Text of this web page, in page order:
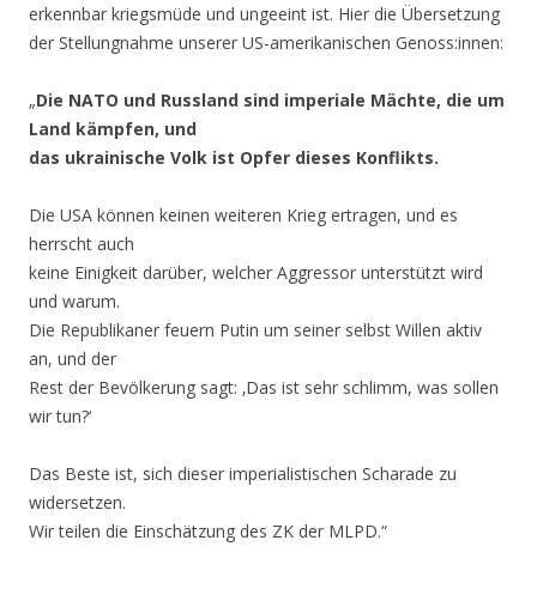
erkennbar kriegsmüde und ungeeint ist. Hier die Übersetzung
der Stellungnahme unserer US-amerikanischen Genoss:innen:
„Die NATO und Russland sind imperiale Mächte, die um
Land kämpfen, und
das ukrainische Volk ist Opfer dieses Konflikts.
Die USA können keinen weiteren Krieg ertragen, und es
herrscht auch
keine Einigkeit darüber, welcher Aggressor unterstützt wird
und warum.
Die Republikaner feuern Putin um seiner selbst Willen aktiv
an, und der
Rest der Bevölkerung sagt: ‚Das ist sehr schlimm, was sollen
wir tun?‘
Das Beste ist, sich dieser imperialistischen Scharade zu
widersetzen.
Wir teilen die Einschätzung des ZK der MLPD.“